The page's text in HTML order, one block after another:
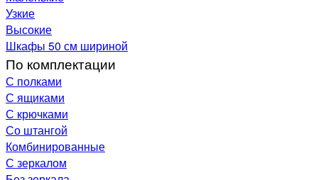
Узкие
Высокие
Шкафы 50 см шириной
По комплектации
С полками
С ящиками
С крючками
Со штангой
Комбинированные
С зеркалом